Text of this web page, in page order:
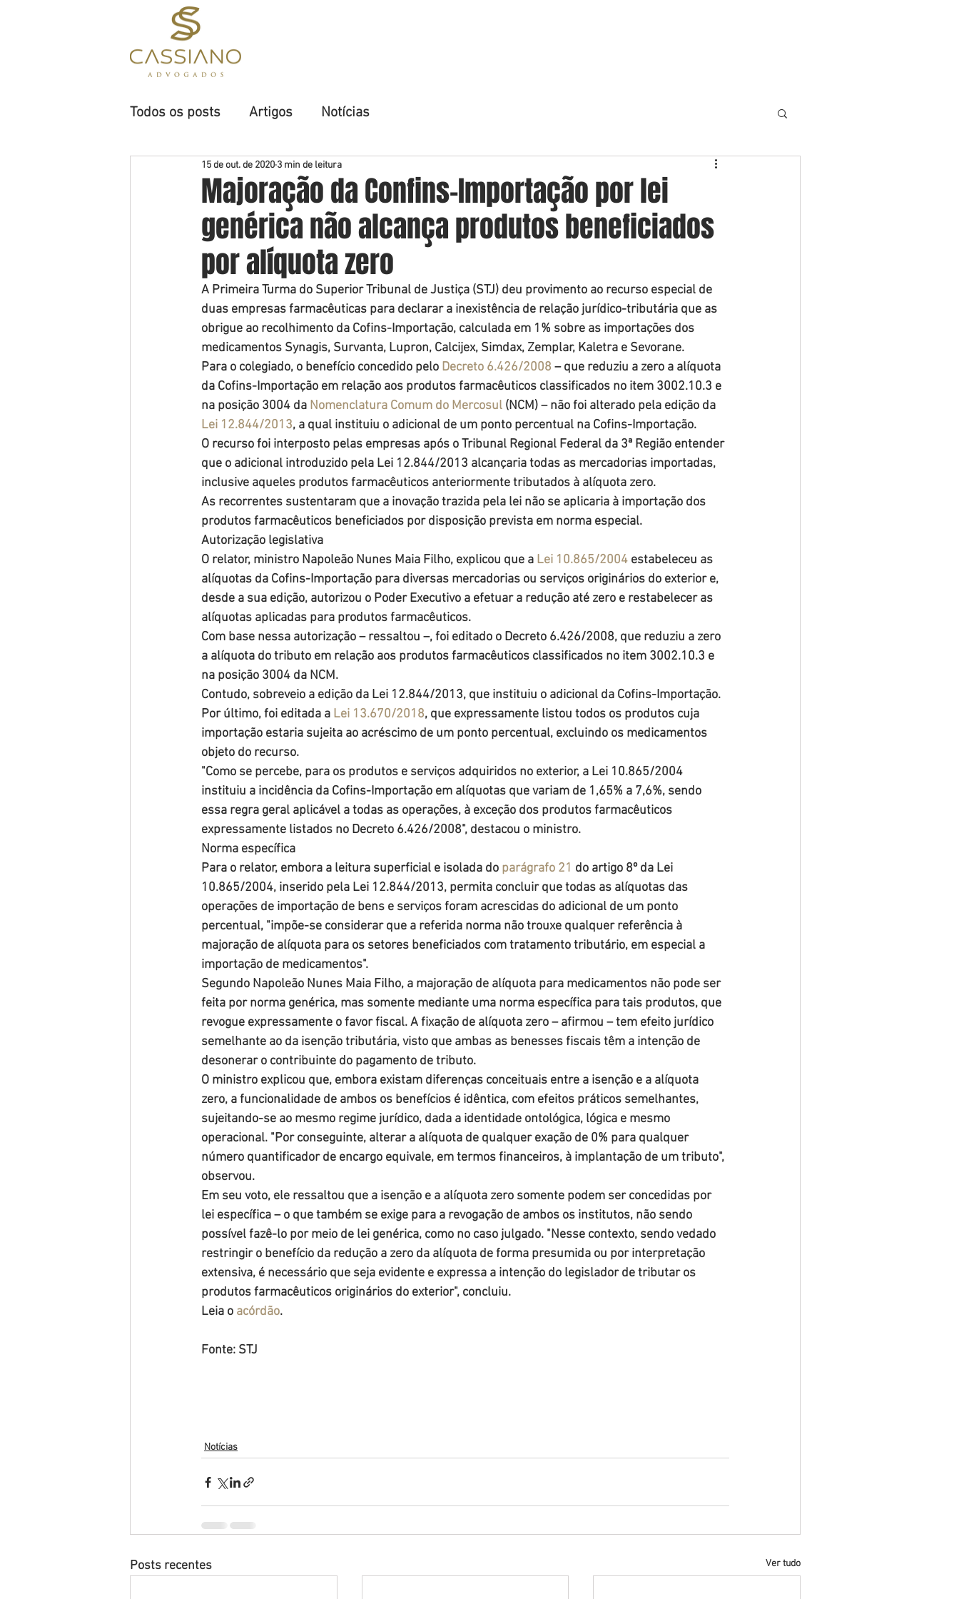
Todos os posts Artigos Notícias
Majoração da Confins-Importação por lei
genérica não alcança produtos beneficiados
por alíquota zero
15 de out. de 2020 3 min de leitura
​​​A Primeira Turma do Superior Tribunal de Justiça (STJ) deu provimento ao recurso especial de
duas empresas farmacêuticas para declarar a inexistência de relação jurídico-tributária que as
obrigue ao recolhimento da Cofins-Importação, calculada em 1% sobre as importações dos
medicamentos Synagis, Survanta, Lupron, Calcijex, Simdax, Zemplar, Kaletra e Sevorane.
Para o colegiado, o benefício concedido pelo Decreto 6.426/2008 – que reduziu a zero a alíquota
da Cofins-Importação em relação aos produtos farmacêuticos classificados no item 3002.10.3 e
na posição 3004 da Nomenclatura Comum do Mercosul (NCM) – não foi alterado pela edição da
Lei 12.844/2013, a qual instituiu o adicional de um ponto percentual na Cofins-Importação.
O recurso foi interposto pelas empresas após o Tribunal Regional Federal da 3ª Região entender
que o adicional introduzido pela Lei 12.844/2013 alcançaria todas as mercadorias importadas,
inclusive aqueles produtos farmacêuticos anteriormente tributados à alíquota zero.
As recorrentes sustentaram que a inovação trazida pela lei não se aplicaria à importação dos
produtos farmacêuticos beneficiados por disposição prevista em norma especial.
Autorização legislativa
O relator, ministro Napoleão Nunes Maia Filho, explicou que a Lei 10.865/2004 estabeleceu as
alíquotas da Cofins-Importação para diversas mercadorias ou serviços originários do exterior e,
desde a sua edição, autorizou o Poder Executivo a efetuar a redução até zero e restabelecer as
alíquotas aplicadas para produtos farmacêuticos.
Com base nessa autorização – ressaltou –, foi editado o Decreto 6.426/2008, que reduziu a zero
a alíquota do tributo em relação aos produtos farmacêuticos classificados no item 3002.10.3 e
na posição 3004 da NCM.
Contudo, sobreveio a edição da Lei 12.844/2013, que instituiu o adicional da Cofins-Importação.
Por último, foi editada a Lei 13.670/2018, que expressamente listou todos os produtos cuja
importação estaria sujeita ao acréscimo de um ponto percentual, excluindo os medicamentos
objeto do recurso.
"Como se percebe, para os produtos e serviços adquiridos no exterior, a Lei 10.865/2004
instituiu a incidência da Cofins-Importação em alíquotas que variam de 1,65% a 7,6%, sendo
essa regra geral aplicável a todas as operações, à exceção dos produtos farmacêuticos
expressamente listados no Decreto 6.426/2008", destacou o ministro.
Norma específica
Para o relator, embora a leitura superficial e isolada do parágrafo 21 do artigo 8º da Lei
10.865/2004, inserido pela Lei 12.844/2013, permita concluir que todas as alíquotas das
operações de importação de bens e serviços foram acrescidas do adicional de um ponto
percentual, "impõe-se considerar que a referida norma não trouxe qualquer referência à
majoração de alíquota para os setores beneficiados com tratamento tributário, em especial a
importação de medicamentos".
Segundo Napoleão Nunes Maia Filho, a majoração de alíquota para medicamentos não pode ser
feita por norma genérica, mas somente mediante uma norma específica para tais produtos, que
revogue expressamente o favor fiscal. A fixação de alíquota zero – afirmou – tem efeito jurídico
semelhante ao da isenção tributária, visto que ambas as benesses fiscais têm a intenção de
desonerar o contribuinte do pagamento de tributo.
O ministro explicou que, embora existam diferenças conceituais entre a isenção e a alíquota
zero, a funcionalidade de ambos os benefícios é idêntica, com efeitos práticos semelhantes,
sujeitando-se ao mesmo regime jurídico, dada a identidade ontológica, lógica e mesmo
operacional. "Por conseguinte, alterar a alíquota de qualquer exação de 0% para qualquer
número quantificador de encargo equivale, em termos financeiros, à implantação de um tributo",
observou.
Em seu voto, ele ressaltou que a isenção e a alíquota zero somente podem ser concedidas por
lei específica – o que também se exige para a revogação de ambos os institutos, não sendo
possível fazê-lo por meio de lei genérica, como no caso julgado. "Nesse contexto, sendo vedado
restringir o benefício da redução a zero da alíquota de forma presumida ou por interpretação
extensiva, é necessário que seja evidente e expressa a intenção do legislador de tributar os
produtos farmacêuticos originários do exterior", concluiu.
Leia o acórdão.
Fonte: STJ
Notícias
Posts recentes Ver tudo